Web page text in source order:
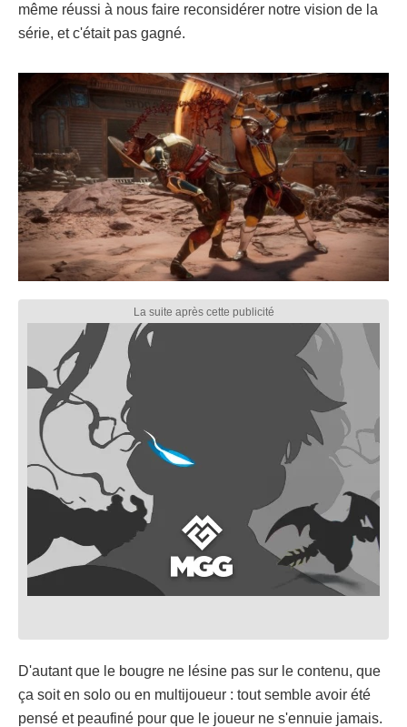
même réussi à nous faire reconsidérer notre vision de la
série, et c'était pas gagné.
D'autant que le bougre ne lésine pas sur le contenu, que
ça soit en solo ou en multijoueur : tout semble avoir été
pensé et peaufiné pour que le joueur ne s'ennuie jamais.